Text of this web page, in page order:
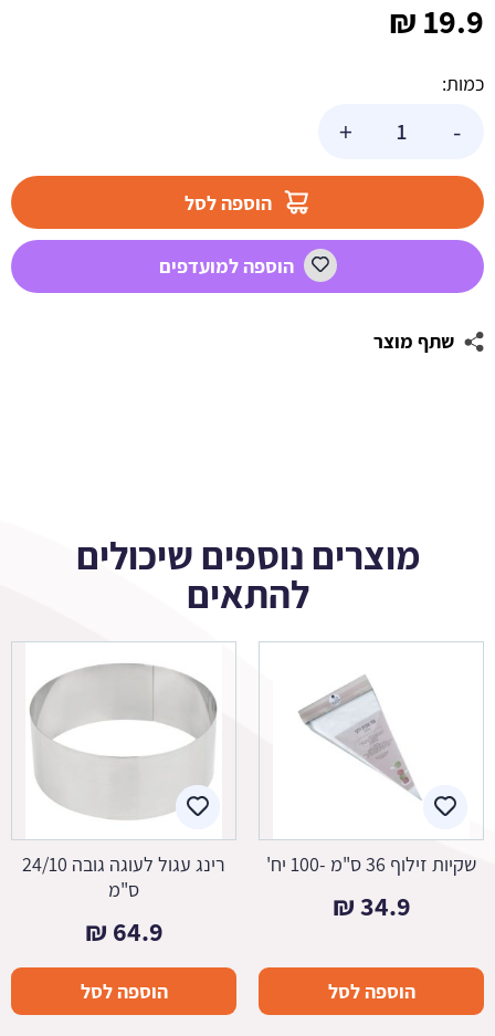
19.9
₪
כמות:
-
בצק
+
הוספה לסל
הוספה למועדפים
שתף מוצר
מוצרים נוספים שיכולים
להתאים
שקיות זילוף 36 ס"מ -100 יח'
34.9
₪
הוספה לסל
רינג עגול לעוגה גובה 24/10
ס"מ
64.9
₪
הוספה לסל